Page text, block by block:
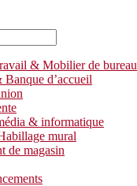
& Mobilier de bureau
d’accueil
& informatique
mural
de magasin